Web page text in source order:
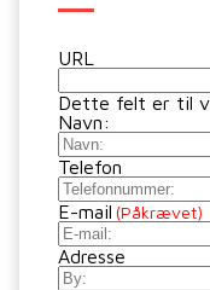
URL
Dette felt er til
Navn:
Telefon
E-mail (Påkrævet)
Adresse